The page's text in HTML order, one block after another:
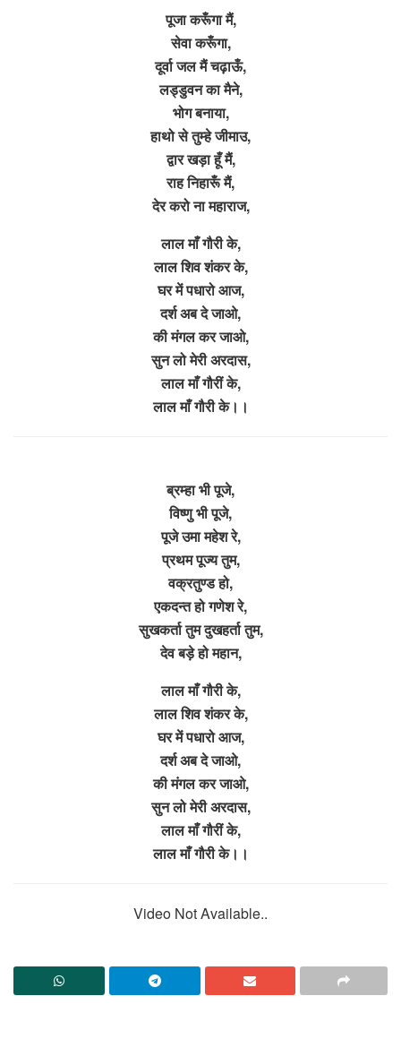
पूजा करूँगा मैं,
सेवा करूँगा,
दूर्वा जल मैं चढ़ाऊँ,
लड्डुवन का मैने,
भोग बनाया,
हाथो से तुम्हे जीमाउ,
द्वार खड़ा हूँ मैं,
राह निहारूँ मैं,
देर करो ना महाराज,
लाल माँ गौरी के,
लाल शिव शंकर के,
घर में पधारो आज,
दर्श अब दे जाओ,
की मंगल कर जाओ,
सुन लो मेरी अरदास,
लाल माँ गौरीं के,
लाल माँ गौरी के।।
ब्रम्हा भी पूजे,
विष्णु भी पूजे,
पूजे उमा महेश रे,
प्रथम पूज्य तुम,
वक्रतुण्ड हो,
एकदन्त हो गणेश रे,
सुखकर्ता तुम दुखहर्ता तुम,
देव बड़े हो महान,
लाल माँ गौरी के,
लाल शिव शंकर के,
घर में पधारो आज,
दर्श अब दे जाओ,
की मंगल कर जाओ,
सुन लो मेरी अरदास,
लाल माँ गौरीं के,
लाल माँ गौरी के।।
Video Not Available..